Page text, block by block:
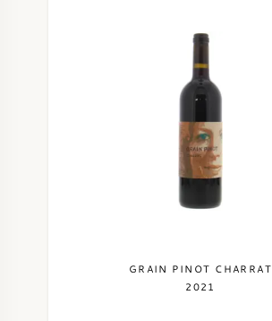
GRAIN PINOT CHARRAT
2021